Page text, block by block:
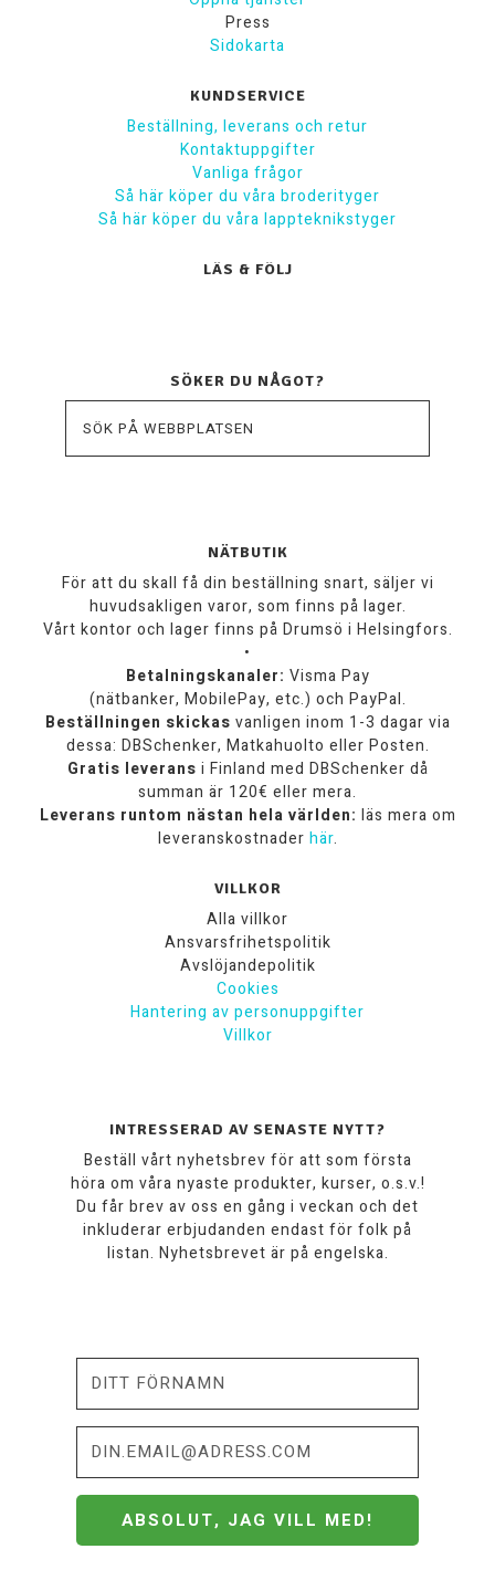
Press
Sidokarta
KUNDSERVICE
Beställning, leverans och retur
Kontaktuppgifter
Vanliga frågor
Så här köper du våra broderityger
Så här köper du våra lappteknikstyger
LÄS & FÖLJ
SÖKER DU NÅGOT?
NÄTBUTIK
För att du skall få din beställning snart, säljer vi
huvudsakligen varor, som finns på lager.
Vårt kontor och lager finns på Drumsö i Helsingfors.
•
Betalningskanaler: Visma Pay
(nätbanker, MobilePay, etc.) och PayPal.
Beställningen skickas vanligen inom 1-3 dagar via
dessa: DBSchenker, Matkahuolto eller Posten.
Gratis leverans i Finland med DBSchenker då
summan är 120€ eller mera.
Leverans runtom nästan hela världen: läs mera om
leveranskostnader här.
VILLKOR
Alla villkor
Ansvarsfrihetspolitik
Avslöjandepolitik
Cookies
Hantering av personuppgifter
Villkor
INTRESSERAD AV SENASTE NYTT?
Beställ vårt nyhetsbrev för att som första
höra om våra nyaste produkter, kurser, o.s.v.!
Du får brev av oss en gång i veckan och det
inkluderar erbjudanden endast för folk på
listan. Nyhetsbrevet är på engelska.
ABSOLUT, JAG VILL MED!